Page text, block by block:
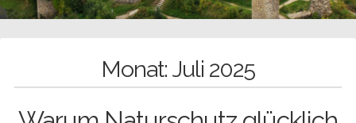
Monat: Juli 2025